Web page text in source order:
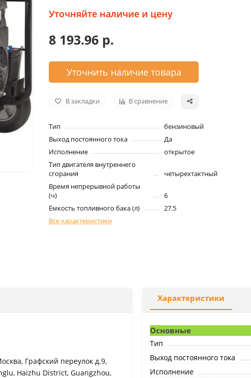
Уточняйте наличие и цену
8 193.96 р.
Уточнить наличие товара
В закладки В сравнение
Тип
бензиновый
Выход постоянного тока
Да
Исполнение
открытое
Тип двигателя внутреннего
сгорания
четырехтактный
Время непрерывной работы
(ч)
6
Ёмкость топливного бака (л)
27.5
Все характеристики
Графский переулок д.9,
Haizhu District, Guangzhou,
Характеристики
Основные
Тип
Выход постоянного тока
Исполнение